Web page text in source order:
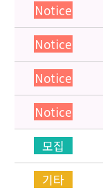
Notice
Notice
Notice
Notice
모집
기타